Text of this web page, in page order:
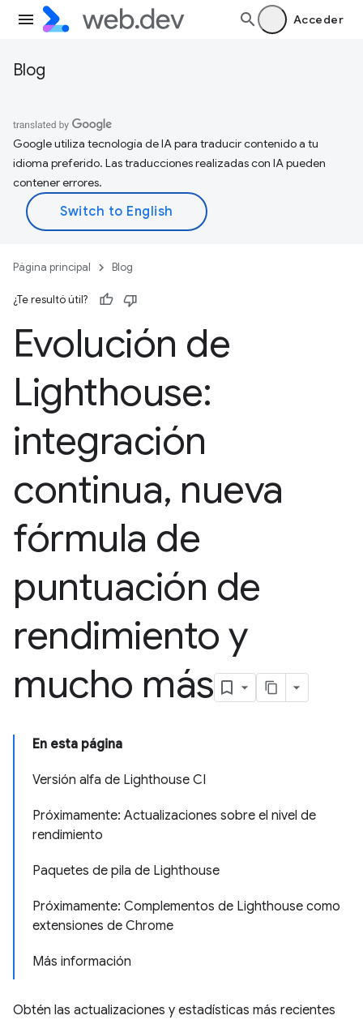
Acceder
Blog
Google utiliza tecnología de IA para traducir contenido a tu
idioma preferido. Las traducciones realizadas con IA pueden
contener errores.
Página principal Blog
¿Te resultó útil?
Evolución de
Lighthouse:
integración
continua, nueva
fórmula de
puntuación de
rendimiento y
mucho más
En esta página
Versión alfa de Lighthouse CI
Próximamente: Actualizaciones sobre el nivel de
rendimiento
Paquetes de pila de Lighthouse
Próximamente: Complementos de Lighthouse como
extensiones de Chrome
Más información
Obtén las actualizaciones y estadísticas más recientes